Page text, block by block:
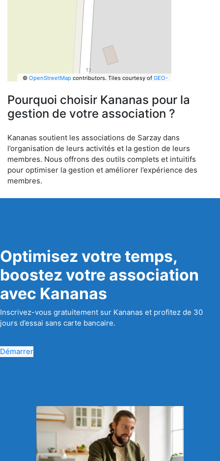
© OpenStreetMapcontributors. Tiles courtesy of GEO-
Pourquoi choisir Kananas pour la
gestion de votre association ?
Kananas soutient les associations de Sarzay dans
l’organisation de leurs activités et la gestion de leurs
membres. Nous offrons des outils complets et intuitifs
pour optimiser la gestion et améliorer l’expérience des
membres.
Optimisez votre temps,
boostez votre association
avec Kananas
Inscrivez-vous gratuitement sur Kananas et profitez de 30
jours d’essai sans carte bancaire.
Démarrer